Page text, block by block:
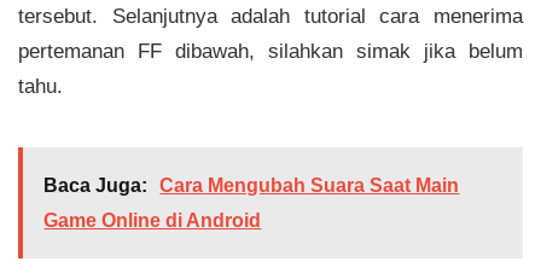
tersebut. Selanjutnya adalah tutorial cara menerima
pertemanan FF dibawah, silahkan simak jika belum
tahu.
Baca Juga:
Cara Mengubah Suara Saat Main
Game Online di Android